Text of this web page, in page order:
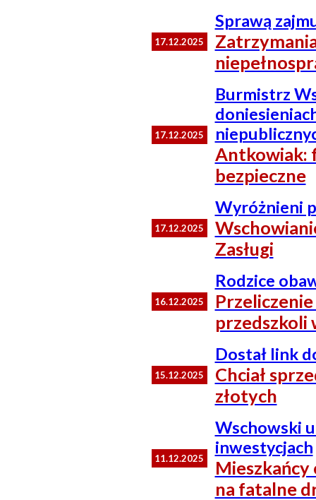
17.12.2025
Sprawą
17.12.2025
Burmistrz
Antkowiak:
bezpieczne
17.12.2025
Wyróżnieni
Zasługi
16.12.2025
Rodzice
przedszkoli
15.12.2025
Dostał link
Chciał
złotych
11.12.2025
Wschowski
inwestycjach
Mieszkańcy
na fatalne